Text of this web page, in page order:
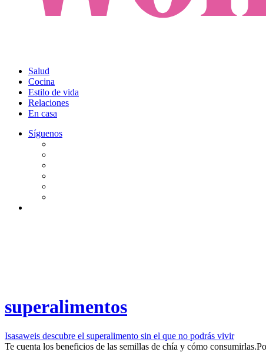
Salud
Cocina
Estilo de vida
Relaciones
En casa
Síguenos
superalimentos
Isasaweis descubre el superalimento sin el que no podrás vivir
​Te cuenta los beneficios de las semillas de chía y cómo consumirlas.​